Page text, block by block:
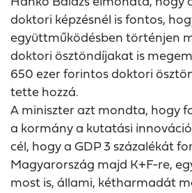
doktori képzésnél is fontos,
együttműködésben történjen
doktori ösztöndíjakat is
650 ezer forintos doktori
tette hozzá.
A miniszter azt mondta, hogy
a kormány a kutatási
cél, hogy a GDP 3 százalékát
Magyarország majd K+F-re,
most is, állami, kétharmadát